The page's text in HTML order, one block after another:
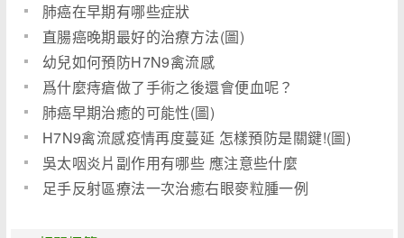
肺癌在早期有哪些症狀
直腸癌晚期最好的治療方法(圖)
幼兒如何預防H7N9禽流感
爲什麼痔瘡做了手術之後還會便血呢？
肺癌早期治癒的可能性(圖)
H7N9禽流感疫情再度蔓延 怎樣預防是關鍵!(圖)
吳太咽炎片副作用有哪些 應注意些什麼
足手反射區療法一次治癒右眼麥粒腫一例